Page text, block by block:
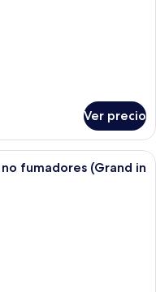
Ver precio
de hotel con una cama
fumadores (Grand in